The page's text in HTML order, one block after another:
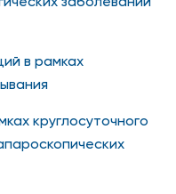
в рамках
круглосуточного